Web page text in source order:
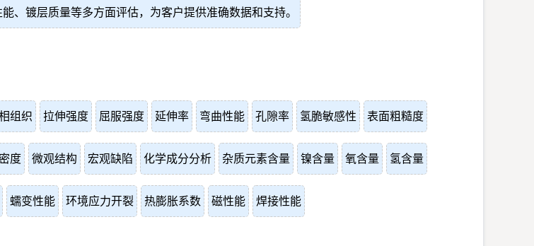
、镀层质量等多方面评估，为客户提供准确数据和支持。
组织 拉伸强度 屈服强度 延伸率 弯曲性能 孔隙率 氢脆敏感性 表面粗糙度
度 微观结构 宏观缺陷 化学成分分析 杂质元素含量 镍含量 氧含量 氢含量
蠕变性能 环境应力开裂 热膨胀系数 磁性能 焊接性能